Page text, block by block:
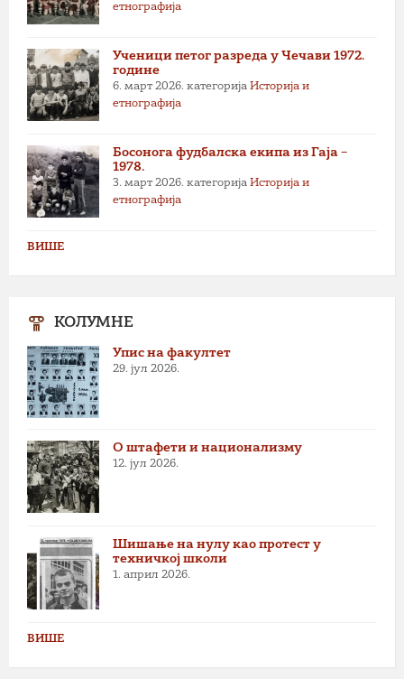
етнографија
Ученици петог разреда у Чечави 1972.
године
6. март 2026. категорија Историја и
етнографија
Босонога фудбалска екипа из Гаја –
1978.
3. март 2026. категорија Историја и
етнографија
ВИШЕ
КОЛУМНЕ
Упис на факултет
29. јул 2026.
О штафети и национализму
12. јул 2026.
Шишање на нулу као протест у
техничкој школи
1. април 2026.
ВИШЕ